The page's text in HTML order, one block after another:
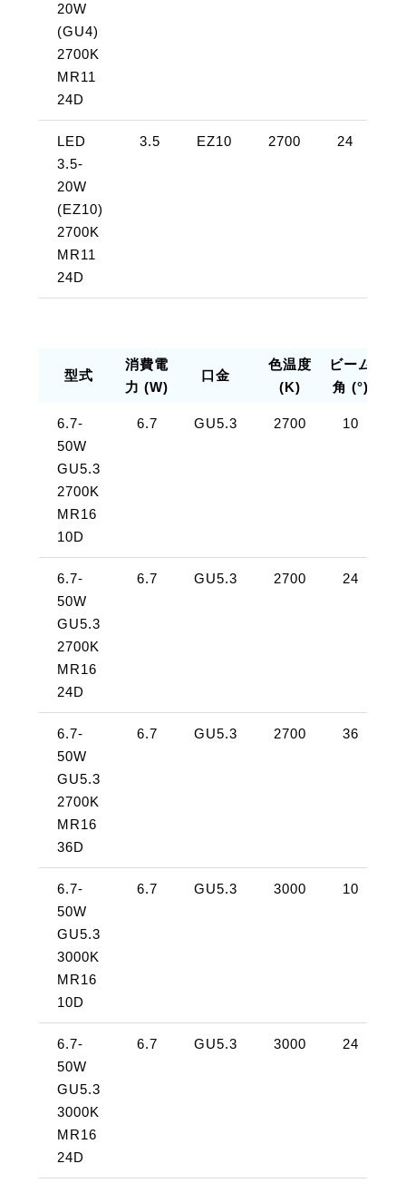
20W
(GU4)
2700K
MR11
24D
LED
3.5-
20W
(EZ10)
2700K
MR11
24D
3.5 EZ10 2700 24
型式
消費電
力 (W)
口金
色温度
(K)
ビーム
角 (°)
6.7-
50W
GU5.3
2700K
MR16
10D
6.7 GU5.3 2700 10
6.7-
50W
GU5.3
2700K
MR16
24D
6.7 GU5.3 2700 24
6.7-
50W
GU5.3
2700K
MR16
36D
6.7 GU5.3 2700 36
6.7-
50W
GU5.3
3000K
MR16
10D
6.7 GU5.3 3000 10
6.7-
50W
GU5.3
3000K
MR16
24D
6.7 GU5.3 3000 24